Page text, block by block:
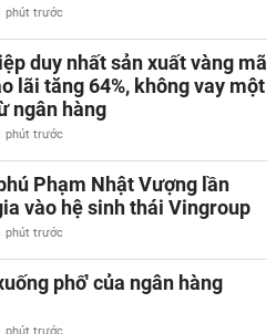
phút trước
duy nhất sản xuất vàng mã
lãi tăng 64%, không vay một
ngân hàng
phút trước
Phạm Nhật Vượng lần
vào hệ sinh thái Vingroup
phút trước
phố' của ngân hàng